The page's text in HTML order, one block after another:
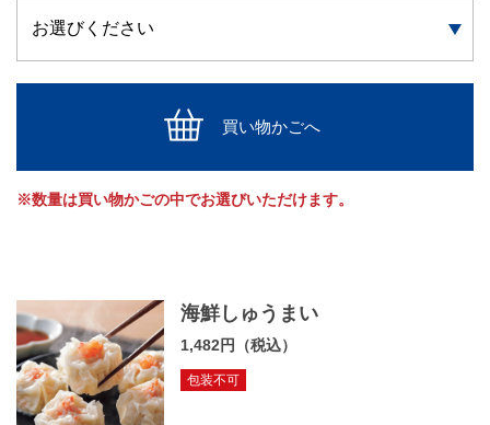
買い物かごへ
※数量は買い物かごの中でお選びいただけます。
海鮮しゅうまい
1,482円（税込）
包装不可